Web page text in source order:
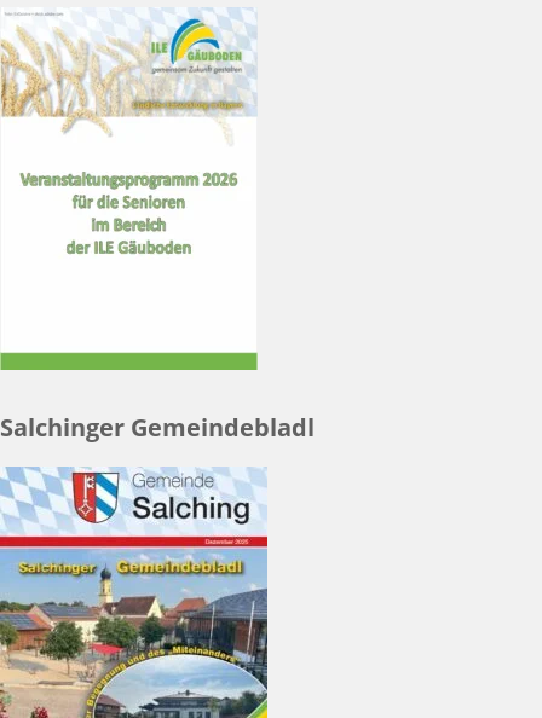
Salchinger Gemeindebladl